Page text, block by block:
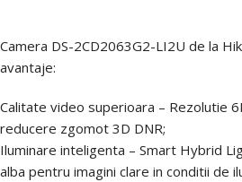
Camera DS-2CD2063G2-LI2U de la
avantaje:
Calitate video superioara – Rezolutie
reducere zgomot 3D DNR;
Iluminare inteligenta – Smart Hybrid
alba pentru imagini clare in conditii de